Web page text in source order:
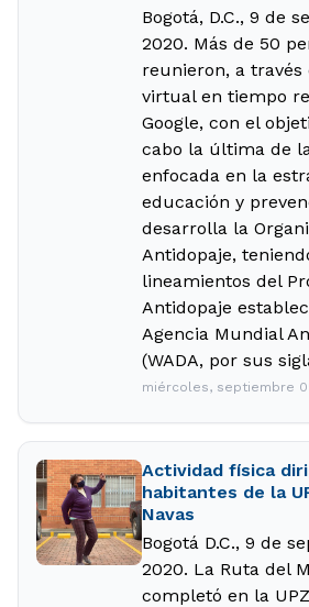
Bogotá, D.C., 9 de
2020. Más de 50
reunieron, a
virtual en tiempo
Google, con el
cabo la última de
enfocada en la
educación y
desarrolla la
Antidopaje,
lineamientos del
Antidopaje
Agencia Mundial
(WADA, por sus
miércoles, septiembre
Actividad física
habitantes de la
Navas
Bogotá D.C., 9 de
2020. La Ruta del
completó en la